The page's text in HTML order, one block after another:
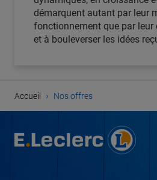
démarquent autant par leur
fonctionnement que par leur
et à bouleverser les idées
Accueil › Nos offres